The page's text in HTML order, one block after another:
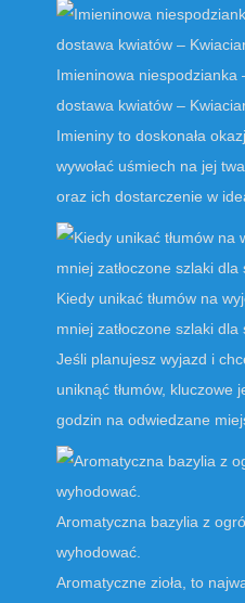
Imieninowa niespodzianka
dostawa kwiatów –
Imieniny to doskonała
wywołać uśmiech na jej
oraz ich dostarczenie w
Kiedy unikać tłumów na
mniej zatłoczone szlaki
Jeśli planujesz wyjazd i
uniknąć tłumów, kluczowe
godzin na odwiedzane
Aromatyczna bazylia z
wyhodować.
Aromatyczne zioła, to